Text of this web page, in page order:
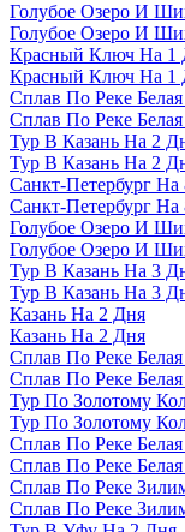
Голубое Озеро И
Голубое Озеро И
Красный Ключ На 1
Красный Ключ На 1
Сплав По Реке
Сплав По Реке
Тур В Казань На 2
Тур В Казань На 2
Санкт-Петербург На
Санкт-Петербург На
Голубое Озеро И
Голубое Озеро И
Тур В Казань На 3
Тур В Казань На 3
Казань На 2 Дня
Казань На 2 Дня
Сплав По Реке
Сплав По Реке
Тур По Золотому
Тур По Золотому
Сплав По Реке
Сплав По Реке
Сплав По Реке
Сплав По Реке